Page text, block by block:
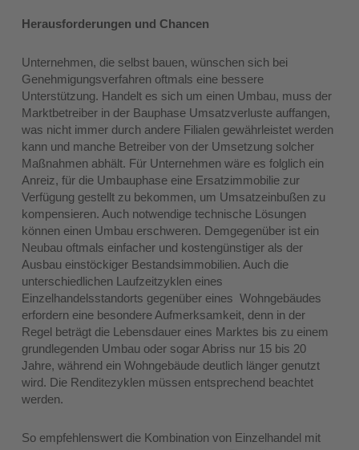
Herausforderungen und Chancen
Unternehmen, die selbst bauen, wünschen sich bei
Genehmigungsverfahren oftmals eine bessere
Unterstützung. Handelt es sich um einen Umbau, muss der
Marktbetreiber in der Bauphase Umsatzverluste auffangen,
was nicht immer durch andere Filialen gewährleistet werden
kann und manche Betreiber von der Umsetzung solcher
Maßnahmen abhält. Für Unternehmen wäre es folglich ein
Anreiz, für die Umbauphase eine Ersatzimmobilie zur
Verfügung gestellt zu bekommen, um Umsatzeinbußen zu
kompensieren. Auch notwendige technische Lösungen
können einen Umbau erschweren. Demgegenüber ist ein
Neubau oftmals einfacher und kostengünstiger als der
Ausbau einstöckiger Bestandsimmobilien. Auch die
unterschiedlichen Laufzeitzyklen eines
Einzelhandelsstandorts gegenüber eines Wohngebäudes
erfordern eine besondere Aufmerksamkeit, denn in der
Regel beträgt die Lebensdauer eines Marktes bis zu einem
grundlegenden Umbau oder sogar Abriss nur 15 bis 20
Jahre, während ein Wohngebäude deutlich länger genutzt
wird. Die Renditezyklen müssen entsprechend beachtet
werden.
So empfehlenswert die Kombination von Einzelhandel mit